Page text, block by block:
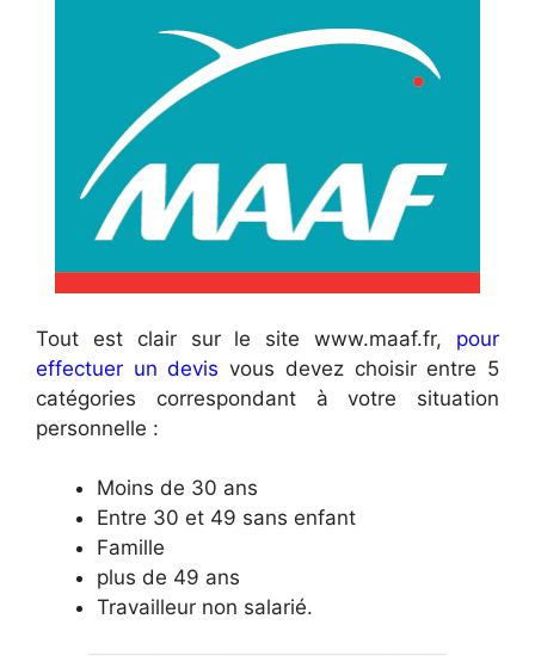
Tout est clair sur le site www.maaf.fr, pour
effectuer un devis vous devez choisir entre 5
catégories correspondant à votre situation
personnelle :
Moins de 30 ans
Entre 30 et 49 sans enfant
Famille
plus de 49 ans
Travailleur non salarié.